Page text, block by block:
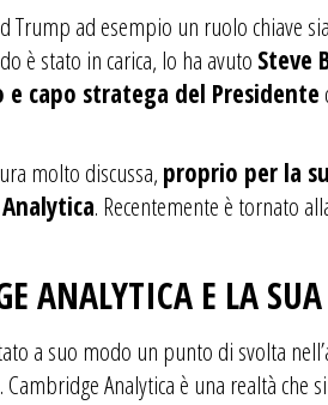
Trump ad esempio un ruolo chiave
è stato in carica, lo ha avuto Steve
capo stratega del Presidente
molto discussa, proprio per la
. Recentemente è tornato
ANALYTICA E LA
a suo modo un punto di svolta
Analytica è una realtà che